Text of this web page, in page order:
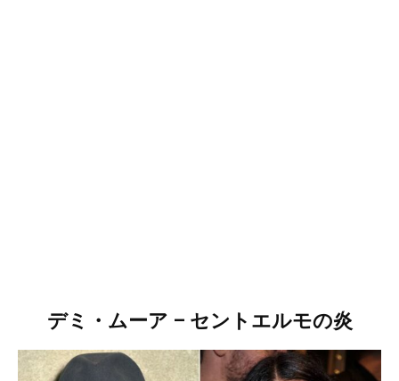
デミ・ムーア – セントエルモの炎